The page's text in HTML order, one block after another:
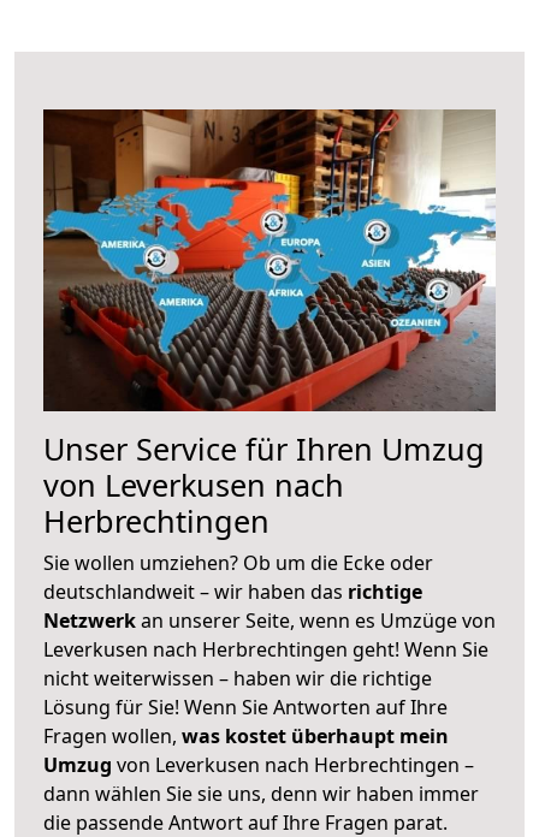
Unser Service für Ihren Umzug
von Leverkusen nach
Herbrechtingen
Sie wollen umziehen? Ob um die Ecke oder
deutschlandweit – wir haben das richtige
Netzwerkan unserer Seite, wenn es Umzüge von
Leverkusen nach Herbrechtingen geht! Wenn Sie
nicht weiterwissen – haben wir die richtige
Lösung für Sie! Wenn Sie Antworten auf Ihre
Fragen wollen, was kostet überhaupt mein
Umzug von Leverkusen nach Herbrechtingen –
dann wählen Sie sie uns, denn wir haben immer
die passende Antwort auf Ihre Fragen parat.